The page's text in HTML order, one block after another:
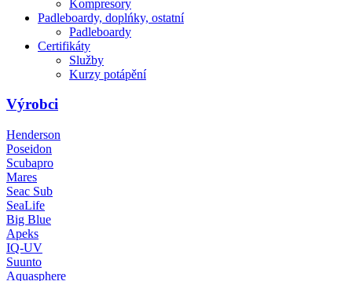
Kompresory
Padleboardy, doplńky, ostatní
Padleboardy
Certifikáty
Služby
Kurzy potápění
Výrobci
Henderson
Poseidon
Scubapro
Mares
Seac Sub
SeaLife
Big Blue
Apeks
IQ-UV
Suunto
Aquasphere